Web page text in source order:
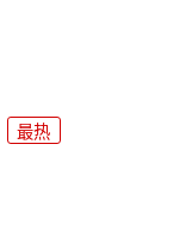
最热